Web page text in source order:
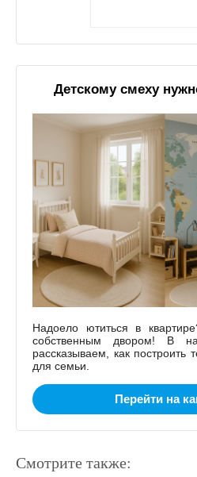
Детскому смеху
Надоело ютиться в
собственным двором! В
рассказываем, как
для семьи.
Перейти на
Смотрите также: